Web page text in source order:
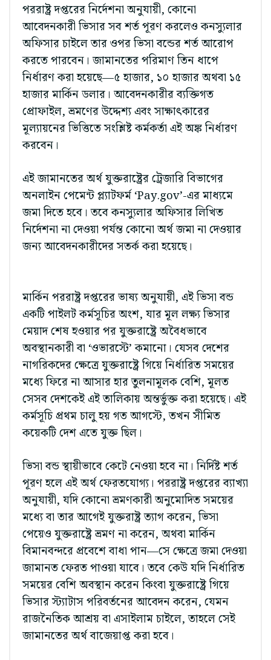
পররাষ্ট্র দপ্তরের নির্দেশনা অনুযায়ী, কোনো
আবেদনকারী ভিসার সব শর্ত পূরণ করলেও কনস্যুলার
অফিসার চাইলে তার ওপর ভিসা বন্ডের শর্ত আরোপ
করতে পারবেন। জামানতের পরিমাণ তিন ধাপে
নির্ধারণ করা হয়েছে—৫ হাজার, ১০ হাজার অথবা ১৫
হাজার মার্কিন ডলার। আবেদনকারীর ব্যক্তিগত
প্রোফাইল, ভ্রমণের উদ্দেশ্য এবং সাক্ষাৎকারের
মূল্যায়নের ভিত্তিতে সংশ্লিষ্ট কর্মকর্তা এই অঙ্ক নির্ধারণ
করবেন।
এই জামানতের অর্থ যুক্তরাষ্ট্রের ট্রেজারি বিভাগের
অনলাইন পেমেন্ট প্ল্যাটফর্ম ‘Pay.gov’-এর মাধ্যমে
জমা দিতে হবে। তবে কনস্যুলার অফিসার লিখিত
নির্দেশনা না দেওয়া পর্যন্ত কোনো অর্থ জমা না দেওয়ার
জন্য আবেদনকারীদের সতর্ক করা হয়েছে।
মার্কিন পররাষ্ট্র দপ্তরের ভাষ্য অনুযায়ী, এই ভিসা বন্ড
একটি পাইলট কর্মসূচির অংশ, যার মূল লক্ষ্য ভিসার
মেয়াদ শেষ হওয়ার পর যুক্তরাষ্ট্রে অবৈধভাবে
অবস্থানকারী বা ‘ওভারস্টে’ কমানো। যেসব দেশের
নাগরিকদের ক্ষেত্রে যুক্তরাষ্ট্রে গিয়ে নির্ধারিত সময়ের
মধ্যে ফিরে না আসার হার তুলনামূলক বেশি, মূলত
সেসব দেশকেই এই তালিকায় অন্তর্ভুক্ত করা হয়েছে। এই
কর্মসূচি প্রথম চালু হয় গত আগস্টে, তখন সীমিত
কয়েকটি দেশ এতে যুক্ত ছিল।
ভিসা বন্ড স্থায়ীভাবে কেটে নেওয়া হবে না। নির্দিষ্ট শর্ত
পূরণ হলে এই অর্থ ফেরতযোগ্য। পররাষ্ট্র দপ্তরের ব্যাখ্যা
অনুযায়ী, যদি কোনো ভ্রমণকারী অনুমোদিত সময়ের
মধ্যে বা তার আগেই যুক্তরাষ্ট্র ত্যাগ করেন, ভিসা
পেয়েও যুক্তরাষ্ট্রে ভ্রমণ না করেন, অথবা মার্কিন
বিমানবন্দরে প্রবেশে বাধা পান—সে ক্ষেত্রে জমা দেওয়া
জামানত ফেরত পাওয়া যাবে। তবে কেউ যদি নির্ধারিত
সময়ের বেশি অবস্থান করেন কিংবা যুক্তরাষ্ট্রে গিয়ে
ভিসার স্ট্যাটাস পরিবর্তনের আবেদন করেন, যেমন
রাজনৈতিক আশ্রয় বা এসাইলাম চাইলে, তাহলে সেই
জামানতের অর্থ বাজেয়াপ্ত করা হবে।